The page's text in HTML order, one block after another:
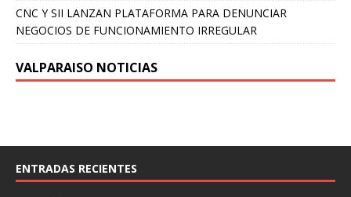
CNC Y SII LANZAN PLATAFORMA PARA DENUNCIAR
NEGOCIOS DE FUNCIONAMIENTO IRREGULAR
VALPARAISO NOTICIAS
ENTRADAS RECIENTES